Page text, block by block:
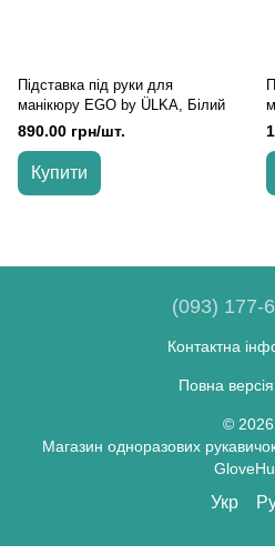
Підставка під руки для
манікюру EGO by ÜLKA, Білий
890.00 грн/шт.
Купити
(093) 177-
Контактна
Повна
© 2026
Магазин одноразових
Укр